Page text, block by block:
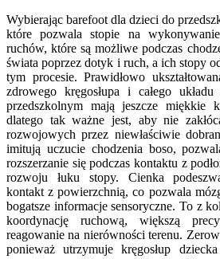
Wybierając barefoot dla dzieci do
które pozwala stopie na
ruchów, które są możliwe podczas
świata poprzez dotyk i ruch, a ich stopy
tym procesie. Prawidłowo
zdrowego kręgosłupa i całego
przedszkolnym mają jeszcze miękkie
dlatego tak ważne jest, aby nie
rozwojowych przez niewłaściwie
imitują uczucie chodzenia boso,
rozszerzanie się podczas kontaktu z
rozwoju łuku stopy. Cienka
kontakt z powierzchnią, co pozwala
bogatsze informacje sensoryczne. To z
koordynację ruchową, większą
reagowanie na nierówności terenu.
ponieważ utrzymuje kręgosłup